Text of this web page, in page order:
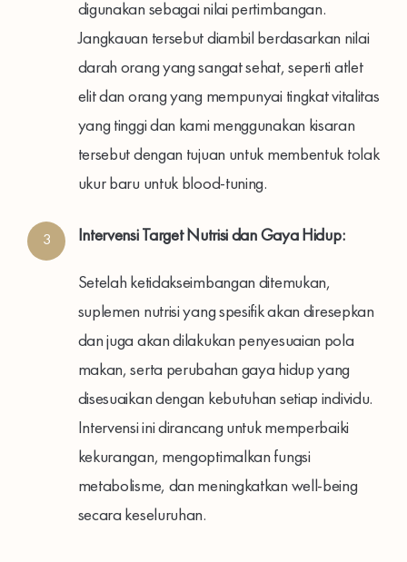
digunakan sebagai nilai pertimbangan.
Jangkauan tersebut diambil berdasarkan nilai
darah orang yang sangat sehat, seperti atlet
elit dan orang yang mempunyai tingkat vitalitas
yang tinggi dan kami menggunakan kisaran
tersebut dengan tujuan untuk membentuk tolak
ukur baru untuk blood-tuning.
3 Intervensi Target Nutrisi dan Gaya Hidup:
Setelah ketidakseimbangan ditemukan,
suplemen nutrisi yang spesifik akan diresepkan
dan juga akan dilakukan penyesuaian pola
makan, serta perubahan gaya hidup yang
disesuaikan dengan kebutuhan setiap individu.
Intervensi ini dirancang untuk memperbaiki
kekurangan, mengoptimalkan fungsi
metabolisme, dan meningkatkan well-being
secara keseluruhan.